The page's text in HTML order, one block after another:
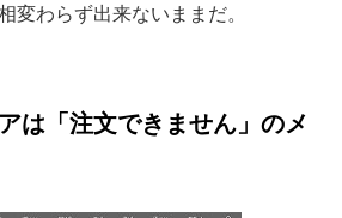
変わらず出来ないままだ。
は「注文できません」のメ